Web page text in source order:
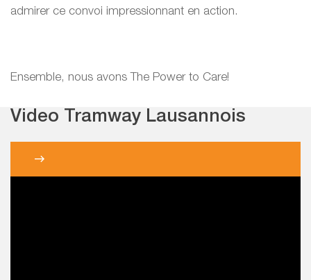
admirer ce convoi impressionnant en action.
Ensemble, nous avons The Power to Care!
Video Tramway Lausannois